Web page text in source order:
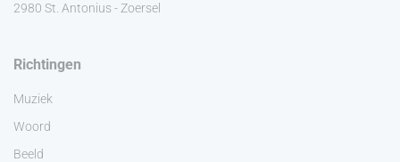
2980 St. Antonius - Zoersel
Richtingen
Muziek
Woord
Beeld